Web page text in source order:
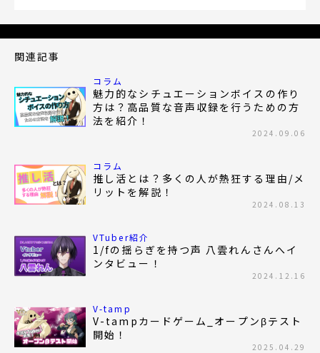
関連記事
コラム
魅力的なシチュエーションボイスの作り
方は？高品質な音声収録を行うための方
法を紹介！
2024.09.06
コラム
推し活とは？多くの人が熱狂する理由/メ
リットを解説！
2024.08.13
VTuber紹介
1/fの揺らぎを持つ声 八雲れんさんへイ
ンタビュー！
2024.12.16
V-tamp
V-tampカードゲーム_オープンβテスト
開始！
2025.04.29